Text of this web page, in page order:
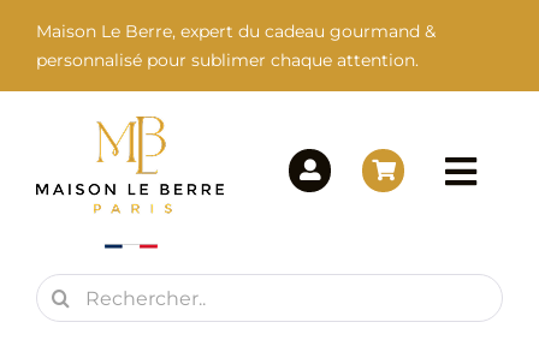
contenu
Maison Le Berre, expert du cadeau gourmand &
personnalisé pour sublimer chaque attention.
Maison Le Berre
Rechercher: